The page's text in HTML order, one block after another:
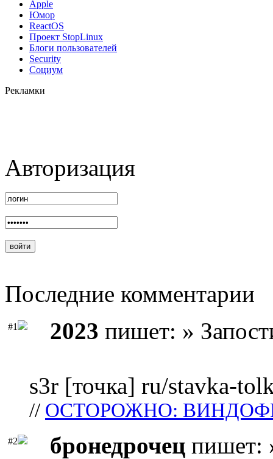
Apple
Юмор
ReactOS
Проект StopLinux
Блоги пользователей
Security
Социум
Рекламки
Авторизация
Последние комментарии
#1 2023 пишет: »
s3r [точка] ru/stavka-
// ОСТОРОЖНО:
#2 бронедрочец пишет: